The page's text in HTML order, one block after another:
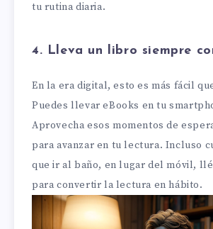
tu rutina diaria.
4. Lleva un libro siempre
En la era digital, esto es más fácil
Puedes llevar eBooks en tu
Aprovecha esos momentos de
para avanzar en tu lectura. Incluso
que ir al baño, en lugar del móvil,
para convertir la lectura en hábito.